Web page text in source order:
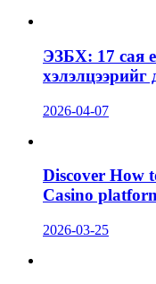
ЭЗБХ: 17 сая
хэлэлцээрийг
2026-04-07
Discover How
Casino
2026-03-25